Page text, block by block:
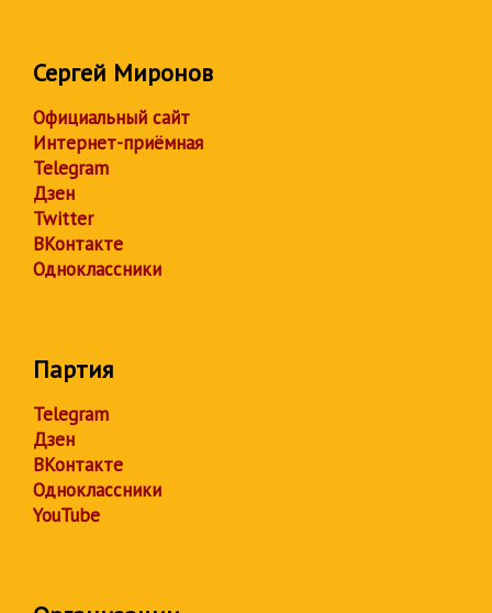
Сергей Миронов
Официальный сайт
Интернет-приёмная
Telegram
Дзен
Twitter
ВКонтакте
Одноклассники
Партия
Telegram
Дзен
ВКонтакте
Одноклассники
YouTube